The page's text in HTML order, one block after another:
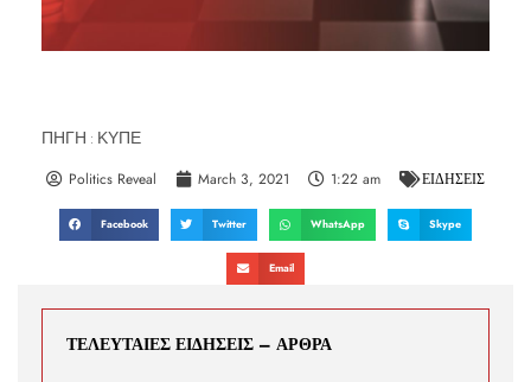
ΠΗΓΗ : ΚΥΠΕ
Politics Reveal March 3, 2021 1:22 am ΕΙΔΗΣΕΙΣ
Facebook Twitter WhatsApp Skype
Email
ΤΕΛΕΥΤΑΙΕΣ ΕΙΔΗΣΕΙΣ – ΑΡΘΡΑ